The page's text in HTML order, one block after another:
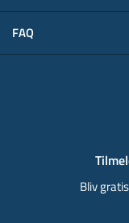
FAQ
Bliv